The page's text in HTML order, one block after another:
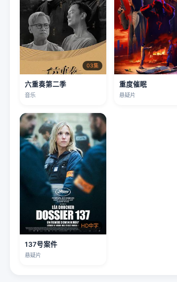
03集
六重奏第二季
音乐
重度催眠
悬疑片
HD中字
137号案件
悬疑片